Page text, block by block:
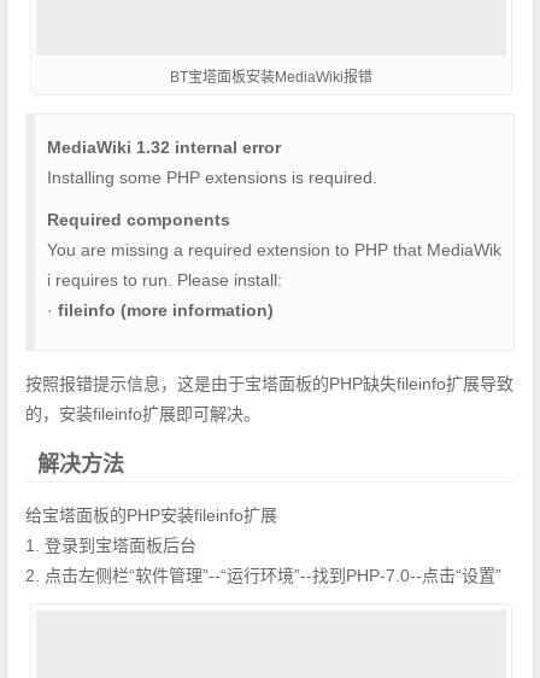
BT宝塔面板安装MediaWiki报错
MediaWiki 1.32 internal error
Installing some PHP extensions is required.
Required components
You are missing a required extension to PHP that MediaWik
i requires to run. Please install:
· fileinfo (more information)
按照报错提示信息，这是由于宝塔面板的PHP缺失fileinfo扩展导致
的，安装fileinfo扩展即可解决。
解决方法
给宝塔面板的PHP安装fileinfo扩展
1. 登录到宝塔面板后台
2. 点击左侧栏“软件管理”--“运行环境”--找到PHP-7.0--点击“设置”